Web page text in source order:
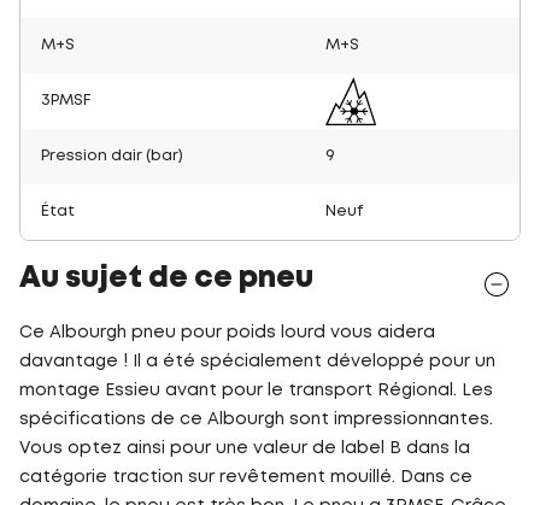
M+S M+S
3PMSF
Pression dair (bar) 9
État Neuf
Au sujet de ce pneu
Ce Albourgh pneu pour poids lourd vous aidera
davantage ! Il a été spécialement développé pour un
montage Essieu avant pour le transport Régional. Les
spécifications de ce Albourgh sont impressionnantes.
Vous optez ainsi pour une valeur de label B dans la
catégorie traction sur revêtement mouillé. Dans ce